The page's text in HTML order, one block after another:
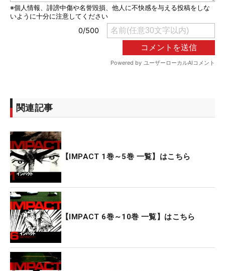
関連記事
【IMPACT 1巻～5巻 一覧】はこちら
【IMPACT 6巻～10巻 一覧】はこちら